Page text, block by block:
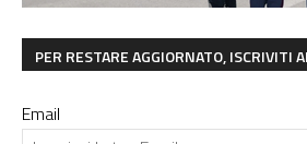
PER RESTARE AGGIORNATO, ISCRIVITI
Email